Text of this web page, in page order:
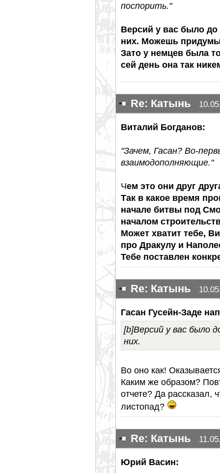
поспорить."
Версий у вас было
них. Можешь
Зато у немцев была
сей день она так
Re: Катынь
Виталий Богданов:
"Зачем, Гасан? Во-
взаимодополняющие."
Чем это они друг
Так в какое время
начале битвы под
началом
Может хватит тебе,
про Дракулу и
Тебе поставлен
Re: Катынь
Гасан Гусейн-Заде
[b]Версий у вас было
них.
Во оно как!
Каким же образом?
отчете? Да рассказал,
листопад?
Re: Катынь
Юрий Васин: